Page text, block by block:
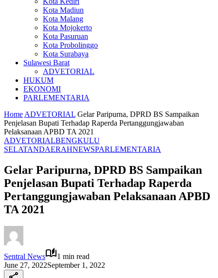
Kota Madiun
Kota Malang
Kota Mojokerto
Kota Pasuruan
Kota Probolinggo
Kota Surabaya
Sulawesi Barat
ADVETORIAL
HUKUM
EKONOMI
PARLEMENTARIA
Home ADVETORIAL Gelar Paripurna, DPRD BS Sampaikan
Penjelasan Bupati Terhadap Raperda Pertanggungjawaban
Pelaksanaan APBD TA 2021
ADVETORIALBENGKULU
SELATANDAERAHNEWSPARLEMENTARIA
Gelar Paripurna, DPRD BS Sampaikan
Penjelasan Bupati Terhadap Raperda
Pertanggungjawaban Pelaksanaan APBD
TA 2021
Sentral News
1 min read
June 27, 2022September 1, 2022